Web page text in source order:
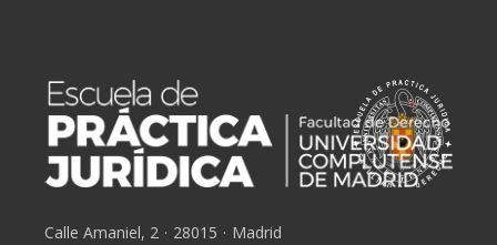
Calle Amaniel, 2 · 28015 · Madrid